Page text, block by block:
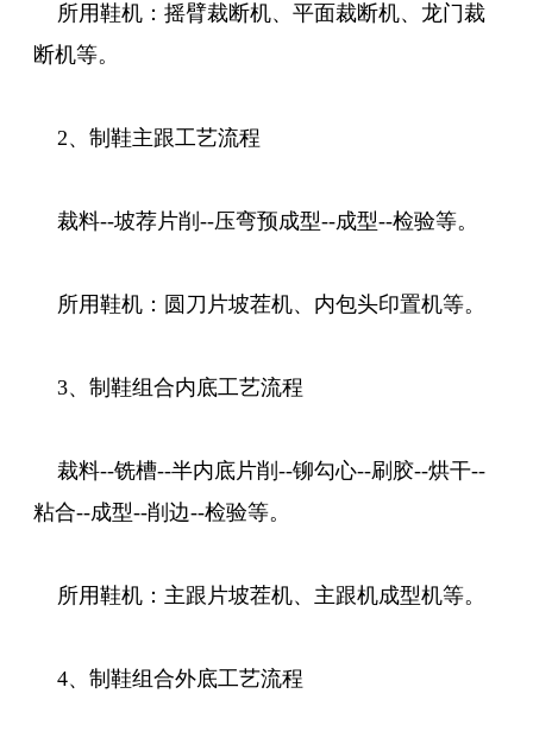
所用鞋机：摇臂裁断机、平面裁断机、龙门裁
断机等。
2、制鞋主跟工艺流程
裁料--坡荐片削--压弯预成型--成型--检验等。
所用鞋机：圆刀片坡茬机、内包头印置机等。
3、制鞋组合内底工艺流程
裁料--铣槽--半内底片削--铆勾心--刷胶--烘干--
粘合--成型--削边--检验等。
所用鞋机：主跟片坡茬机、主跟机成型机等。
4、制鞋组合外底工艺流程